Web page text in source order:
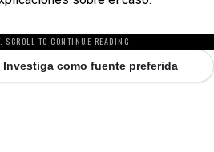
SCROLL TO CONTINUE READING.
Investiga como fuente preferida